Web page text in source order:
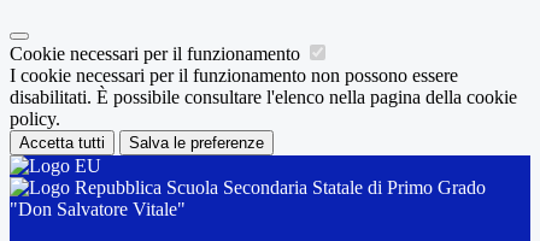
Cookie necessari per il funzionamento
I cookie necessari per il funzionamento non possono essere
disabilitati. È possibile consultare l'elenco nella pagina della cookie
policy.
Accetta tutti Salva le preferenze
Scuola Secondaria Statale di Primo Grado
"Don Salvatore Vitale"